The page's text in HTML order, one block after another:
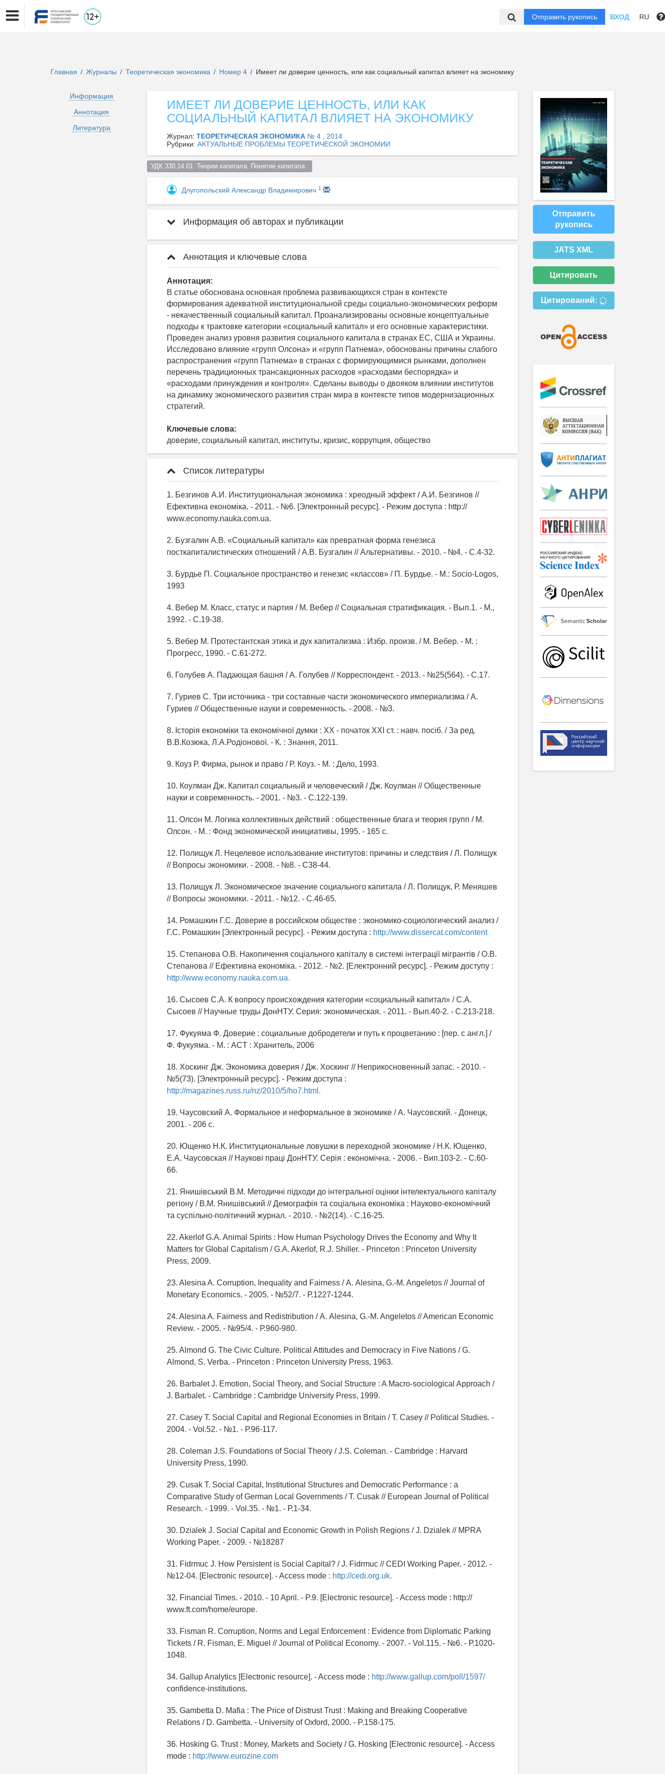
Отправить рукопись ВХОД RU
Главная / Журналы / Теоретическая экономика / Номер 4 / Имеет ли доверие ценность, или как социальный капитал влияет на экономику
Информация
Аннотация
Литература
ИМЕЕТ ЛИ ДОВЕРИЕ ЦЕННОСТЬ, ИЛИ КАК
СОЦИАЛЬНЫЙ КАПИТАЛ ВЛИЯЕТ НА ЭКОНОМИКУ
Журнал: ТЕОРЕТИЧЕСКАЯ ЭКОНОМИКА № 4 , 2014
Рубрики: АКТУАЛЬНЫЕ ПРОБЛЕМЫ ТЕОРЕТИЧЕСКОЙ ЭКОНОМИИ
УДК 330.14.01  Теории капитала. Понятие капитала
Длугопольский Александр Владимирович 1
Информация об авторах и публикации
Аннотация и ключевые слова
Аннотация:
В статье обоснована основная проблема развивающихся стран в контексте
формирования адекватной институциональной среды социально-экономических реформ
- некачественный социальный капитал. Проанализированы основные концептуальные
подходы к трактовке категории «социальный капитал» и его основные характеристики.
Проведен анализ уровня развития социального капитала в странах ЕС, США и Украины.
Исследовано влияние «групп Олсона» и «групп Патнема», обоснованы причины слабого
распространения «групп Патнема» в странах с формирующимися рынками, дополнен
перечень традиционных трансакционных расходов «расходами беспорядка» и
«расходами принуждения и контроля». Сделаны выводы о двояком влиянии институтов
на динамику экономического развития стран мира в контексте типов модернизационных
стратегий.
Ключевые слова:
доверие, социальный капитал, институты, кризис, коррупция, общество
Список литературы
1. Безгинов А.И. Институциональная экономика : хреодный эффект / А.И. Безгинов //
Ефективна економіка. - 2011. - №6. [Электронный ресурс]. - Режим доступа : http://
www.economy.nauka.com.ua.
2. Бузгалин А.В. «Социальный капитал» как превратная форма генезиса
посткапиталистических отношений / А.В. Бузгалин // Альтернативы. - 2010. - №4. - С.4-32.
3. Бурдье П. Социальное пространство и генезис «классов» / П. Бурдье. - М.: Socio-Logos,
1993
4. Вебер М. Класс, статус и партия / М. Вебер // Социальная стратификация. - Вып.1. - М.,
1992. - С.19-38.
5. Вебер М. Протестантская этика и дух капитализма : Избр. произв. / М. Вебер. - М. :
Прогресс, 1990. - С.61-272.
6. Голубев А. Падающая башня / А. Голубев // Корреспондент. - 2013. - №25(564). - С.17.
7. Гуриев С. Три источника - три составные части экономического империализма / А.
Гуриев // Общественные науки и современность. - 2008. - №3.
8. Історія економіки та економічної думки : ХХ - початок ХХІ ст. : навч. посіб. / За ред.
В.В.Козюка, Л.А.Родіонової. - К. : Знання, 2011.
9. Коуз Р. Фирма, рынок и право / Р. Коуз. - М. : Дело, 1993.
10. Коулман Дж. Капитал социальный и человеческий / Дж. Коулман // Общественные
науки и современность. - 2001. - №3. - С.122-139.
11. Олсон М. Логика коллективных действий : общественные блага и теория групп / М.
Олсон. - М. : Фонд экономической инициативы, 1995. - 165 с.
12. Полищук Л. Нецелевое использование институтов: причины и следствия / Л. Полищук
// Вопросы экономики. - 2008. - №8. - С38-44.
13. Полищук Л. Экономическое значение социального капитала / Л. Полищук, Р. Меняшев
// Вопросы экономики. - 2011. - №12. - С.46-65.
14. Ромашкин Г.С. Доверие в российском обществе : экономико-социологический анализ /
Г.С. Ромашкин [Электронный ресурс]. - Режим доступа : http://www.dissercat.com/content
15. Степанова О.В. Накопичення соціального капіталу в системі інтеграції мігрантів / О.В.
Степанова // Ефективна економіка. - 2012. - №2. [Електронний ресурс]. - Режим доступу :
http://www.economy.nauka.com.ua.
16. Сысоев С.А. К вопросу происхождения категории «социальный капитал» / С.А.
Сысоев // Научные труды ДонНТУ. Серия: экономическая. - 2011. - Вып.40-2. - С.213-218.
17. Фукуяма Ф. Доверие : социальные добродетели и путь к процветанию : [пер. с англ.] /
Ф. Фукуяма. - М. : ACT : Хранитель, 2006
18. Хоскинг Дж. Экономика доверия / Дж. Хоскинг // Неприкосновенный запас. - 2010. -
№5(73). [Электронный ресурс]. - Режим доступа :
http://magazines.russ.ru/nz/2010/5/ho7.html.
19. Чаусовский А. Формальное и неформальное в экономике / А. Чаусовский. - Донецк,
2001. - 206 с.
20. Ющенко Н.К. Институциональные ловушки в переходной экономике / Н.К. Ющенко,
Е.А. Чаусовская // Наукові праці ДонНТУ. Серія : економічна. - 2006. - Вип.103-2. - С.60-
66.
21. Янишівський В.М. Методичні підходи до інтегральної оцінки інтелектуального капіталу
регіону / В.М. Янишівський // Демографія та соціальна економіка : Науково-економічний
та суспільно-політичний журнал. - 2010. - №2(14). - С.16-25.
22. Akerlof G.A. Animal Spirits : How Human Psychology Drives the Economy and Why It
Matters for Global Capitalism / G.A. Akerlof, R.J. Shiller. - Princeton : Princeton University
Press, 2009.
23. Alesina A. Corruption, Inequality and Fairness / А. Alesina, G.-M. Angeletos // Journal of
Monetary Economics. - 2005. - №52/7. - Р.1227-1244.
24. Alesina A. Fairness and Redistribution / А. Alesina, G.-M. Angeletos // American Economic
Review. - 2005. - №95/4. - Р.960-980.
25. Almond G. The Civic Culture. Political Attitudes and Democracy in Five Nations / G.
Almond, S. Verba. - Princeton : Princeton University Press, 1963.
26. Barbalet J. Emotion, Social Theory, and Social Structure : A Macro-sociological Approach /
J. Barbalet. - Cambridge : Cambridge University Press, 1999.
27. Casey T. Social Capital and Regional Economies in Britain / Т. Casey // Political Studies. -
2004. - Vol.52. - №1. - Р.96-117.
28. Coleman J.S. Foundations of Social Theory / J.S. Coleman. - Cambridge : Harvard
University Press, 1990.
29. Cusak T. Social Capital, Institutional Structures and Democratic Performance : a
Comparative Study of German Local Governments / T. Cusak // European Journal of Political
Research. - 1999. - Vol.35. - №1. - Р.1-34.
30. Dzialek J. Social Capital and Economic Growth in Polish Regions / J. Dzialek // MPRA
Working Paper. - 2009. - №18287
31. Fidrmuc J. How Persistent is Social Capital? / J. Fidrmuc // CEDI Working Paper. - 2012. -
№12-04. [Electronic resource]. - Access mode : http://cedi.org.uk.
32. Financial Times. - 2010. - 10 April. - P.9. [Electronic resource]. - Access mode : http://
www.ft.com/home/europe.
33. Fisman R. Corruption, Norms and Legal Enforcement : Evidence from Diplomatic Parking
Tickets / R. Fisman, E. Miguel // Journal of Political Economy. - 2007. - Vol.115. - №6. - Р.1020-
1048.
34. Gallup Analytics [Electronic resource]. - Access mode : http://www.gallup.com/poll/1597/
confidence-institutions.
35. Gambetta D. Mafia : The Price of Distrust Trust : Making and Breaking Cooperative
Relations / D. Gambetta. - University of Oxford, 2000. - P.158-175.
36. Hosking G. Trust : Money, Markets and Society / G. Hosking [Electronic resource]. - Access
mode : http://www.eurozine.com
Отправить
рукопись
JATS XML
Цитировать
Цитирований: